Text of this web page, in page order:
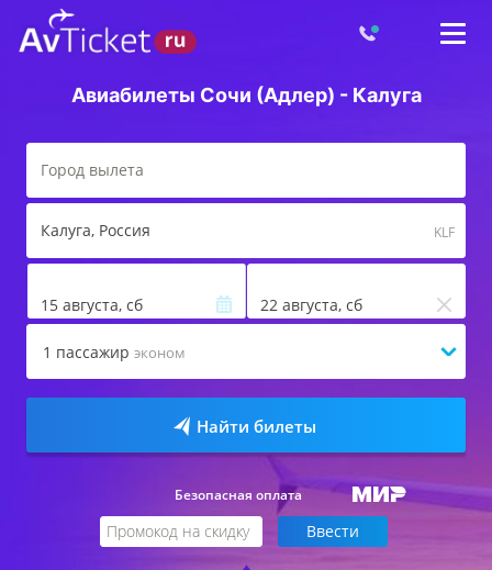
Авиабилеты Сочи (Адлер) - Калуга
Калуга, Россия KLF
15 августа, сб 22 августа, сб
1 пассажир эконом
Найти билеты
Безопасная оплата